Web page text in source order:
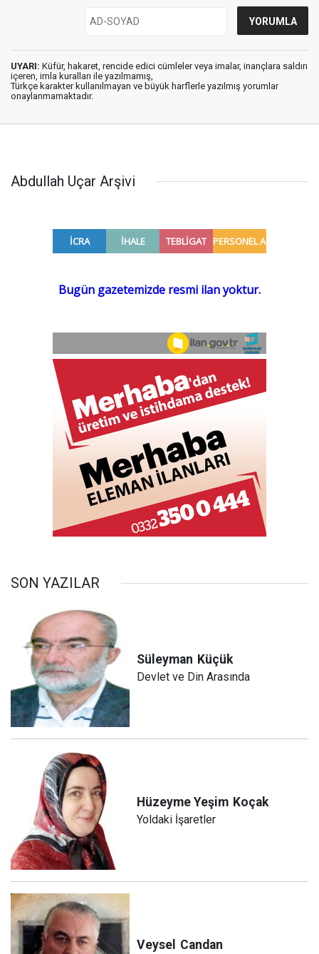
UYARI: Küfür, hakaret, rencide edici cümleler veya imalar, inançlara saldırı
içeren, imla kuralları ile yazılmamış,
Türkçe karakter kullanılmayan ve büyük harflerle yazılmış yorumlar
onaylanmamaktadır.
Abdullah Uçar Arşivi
SON YAZILAR
Süleyman Küçük
Devlet ve Din Arasında
Hüzeyme Yeşim Koçak
Yoldaki İşaretler
Veysel Candan